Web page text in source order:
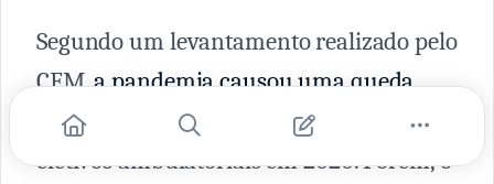
Segundo um levantamento realizado pelo
CFM,a pandemia causou uma queda
significativa no volume de atendimentos
eletivos ambulatoriais em 2020. Porém, o